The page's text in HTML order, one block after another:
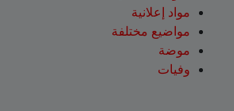
مواد إعلانية
مواضيع مختلفة
موضة
وفيات